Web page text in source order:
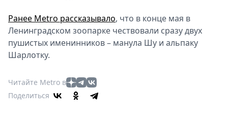
Ранее Metro рассказывало, что в конце мая в
Ленинградском зоопарке чествовали сразу двух
пушистых именинников – манула Шу и альпаку
Шарлотку.
Читайте Metro в
Поделиться